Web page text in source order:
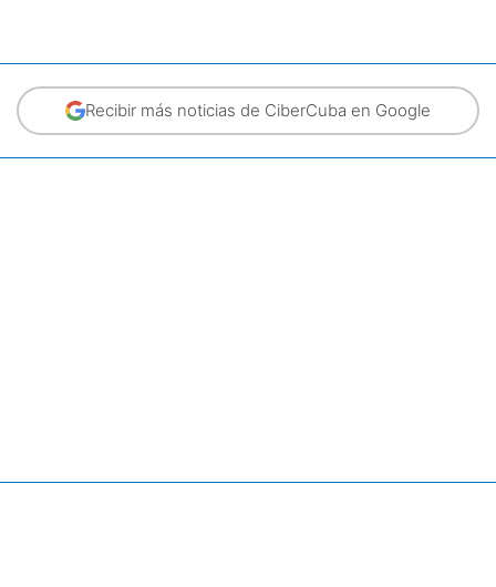
Recibir más noticias de CiberCuba en Google